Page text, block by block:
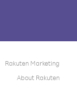
Rakuten Marketing
About Rakuten